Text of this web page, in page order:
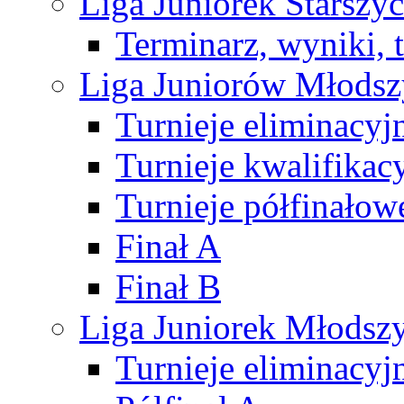
Terminarz, wyniki,
Liga Juniorów
Turnieje
Turnieje
Turnieje
Finał A
Finał B
Liga Juniorek
Turnieje